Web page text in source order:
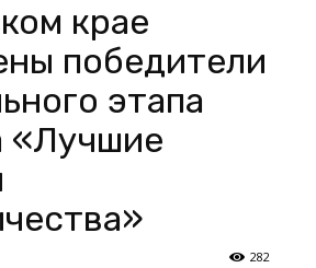
крае
победители
этапа
«Лучшие
282